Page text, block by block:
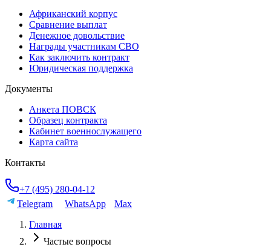
Африканский корпус
Сравнение выплат
Денежное довольствие
Награды участникам СВО
Как заключить контракт
Юридическая поддержка
Документы
Анкета ПОВСК
Образец контракта
Кабинет военнослужащего
Карта сайта
Контакты
+7 (495) 280-04-12
Telegram
WhatsApp
Max
Главная
Частые вопросы